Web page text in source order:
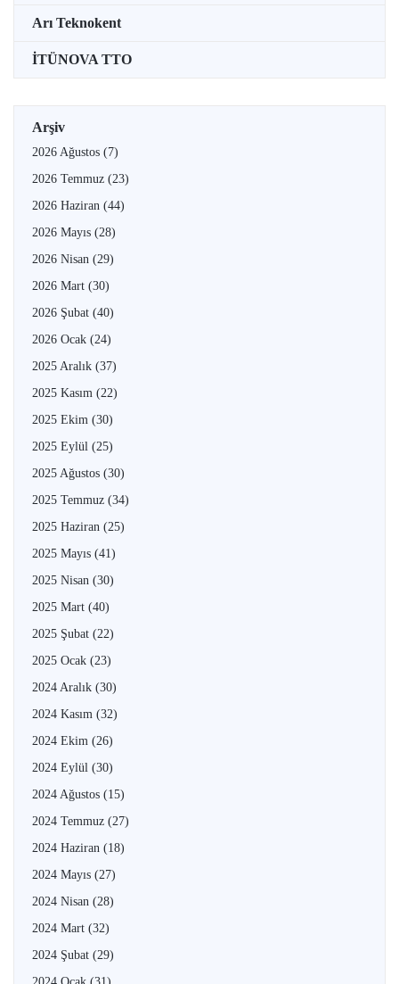
Arı Teknokent
İTÜNOVA TTO
Arşiv
2026 Ağustos (7)
2026 Temmuz (23)
2026 Haziran (44)
2026 Mayıs (28)
2026 Nisan (29)
2026 Mart (30)
2026 Şubat (40)
2026 Ocak (24)
2025 Aralık (37)
2025 Kasım (22)
2025 Ekim (30)
2025 Eylül (25)
2025 Ağustos (30)
2025 Temmuz (34)
2025 Haziran (25)
2025 Mayıs (41)
2025 Nisan (30)
2025 Mart (40)
2025 Şubat (22)
2025 Ocak (23)
2024 Aralık (30)
2024 Kasım (32)
2024 Ekim (26)
2024 Eylül (30)
2024 Ağustos (15)
2024 Temmuz (27)
2024 Haziran (18)
2024 Mayıs (27)
2024 Nisan (28)
2024 Mart (32)
2024 Şubat (29)